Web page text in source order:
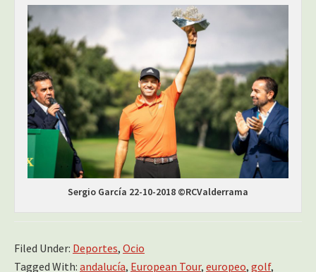
Sergio García 22-10-2018 ©RCValderrama
Filed Under: Deportes, Ocio
Tagged With: andalucía, European Tour, europeo, golf,